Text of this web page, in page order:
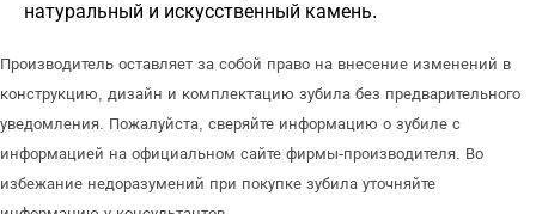
натуральный и искусственный камень.
Производитель оставляет за собой право на внесение изменений в
конструкцию, дизайн и комплектацию зубила без предварительного
уведомления. Пожалуйста, сверяйте информацию о зубиле с
информацией на официальном сайте фирмы-производителя. Во
избежание недоразумений при покупке зубила уточняйте